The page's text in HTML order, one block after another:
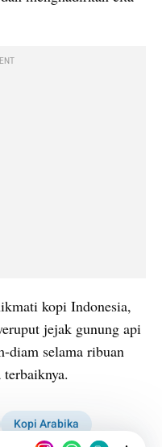
kopi Indonesia,
jejak gunung api
selama ribuan
Kopi Arabika